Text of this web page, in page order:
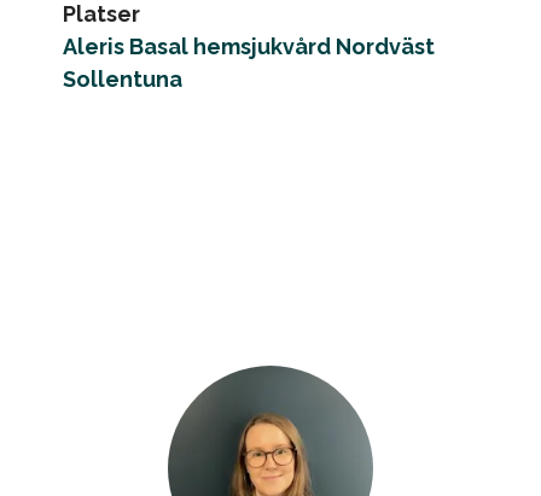
Platser
Aleris Basal hemsjukvård Nordväst
Sollentuna